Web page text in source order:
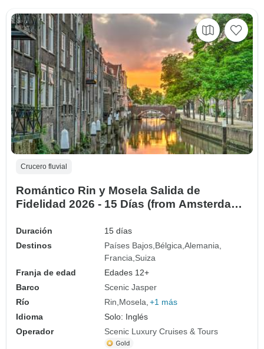
Crucero fluvial
Romántico Rin y Mosela Salida de
Fidelidad 2026 - 15 Días (from Amsterdam
Duración
15 días
Destinos
Países Bajos Bélgica Alemania
Francia Suiza
Franja de edad
Edades 12+
Barco
Scenic Jasper
Río
Rin Mosela +1 más
Idioma
Solo: Inglés
Operador
Scenic Luxury Cruises & Tours